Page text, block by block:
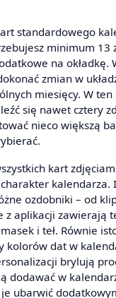
standardowego
minimum 13
na okładkę.
zmian w
miesięcy. W
się nawet cztery
nieco większą
kart
kalendarza.
ozdobniki – od
z aplikacji zawierają
i teł. Równie
kolorów dat w
brylują
dodawać w
ubarwić